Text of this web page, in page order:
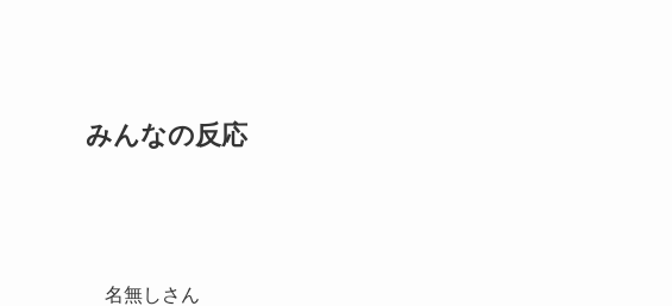
みんなの反応
名無しさん